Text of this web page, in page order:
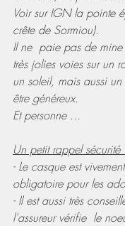
Voir sur IGN la pointe
crête de Sormiou).
Il ne  paie pas de
très jolies voies sur un
un soleil, mais aussi
être généreux.
Et personne ...
Un petit rappel sécurité
- Le casque est
obligatoire pour les
- Il est aussi très
l'assureur vérifie  le